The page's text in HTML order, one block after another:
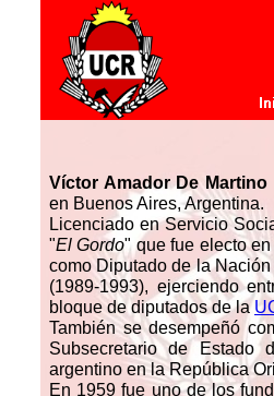
Víctor Amador De Martino
en Buenos Aires, Argentina.
Licenciado en Servicio
"El Gordo" que fue electo
como Diputado de la
(1989-1993), ejerciendo
bloque de diputados de la
También se desempeñó
Subsecretario de Estado
argentino en la República
En 1959 fue uno de los